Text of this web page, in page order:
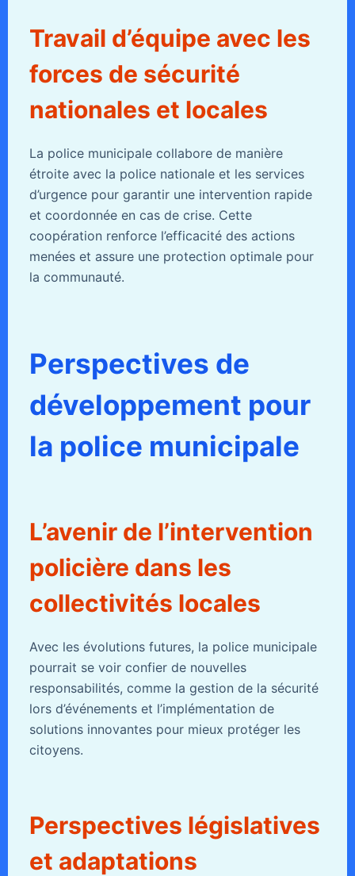
Travail d’équipe avec les
forces de sécurité
nationales et locales
La police municipale collabore de manière
étroite avec la police nationale et les services
d’urgence pour garantir une intervention rapide
et coordonnée en cas de crise. Cette
coopération renforce l’efficacité des actions
menées et assure une protection optimale pour
la communauté.
Perspectives de
développement pour
la police municipale
L’avenir de l’intervention
policière dans les
collectivités locales
Avec les évolutions futures, la police municipale
pourrait se voir confier de nouvelles
responsabilités, comme la gestion de la sécurité
lors d’événements et l’implémentation de
solutions innovantes pour mieux protéger les
citoyens.
Perspectives législatives
et adaptations